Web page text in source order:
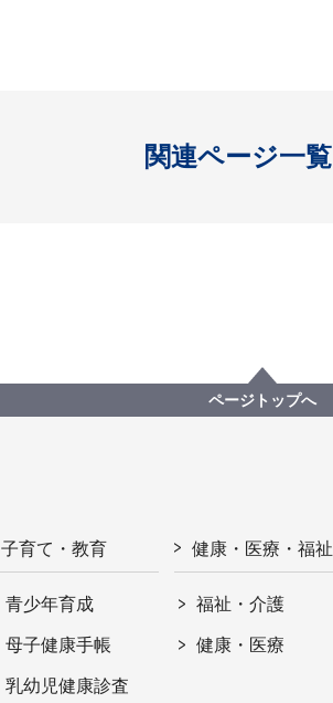
関連ページ一覧
開く
ページトップへ
子育て・教育
青少年育成
母子健康手帳
乳幼児健康診査
健康・医療・福祉
福祉・介護
健康・医療